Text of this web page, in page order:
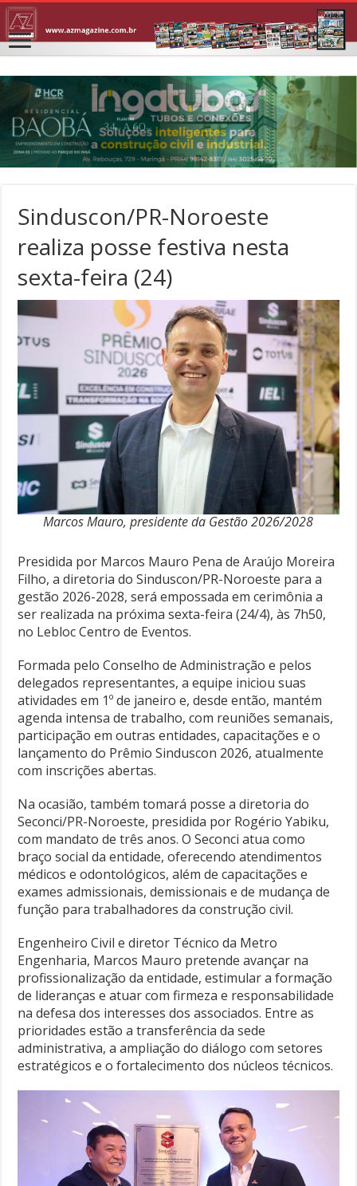
Sinduscon/PR-Noroeste
realiza posse festiva nesta
sexta-feira (24)
Marcos Mauro, presidente da Gestão 2026/2028
Presidida por Marcos Mauro Pena de Araújo Moreira
Filho, a diretoria do Sinduscon/PR-Noroeste para a
gestão 2026-2028, será empossada em cerimônia a
ser realizada na próxima sexta-feira (24/4), às 7h50,
no Lebloc Centro de Eventos.
Formada pelo Conselho de Administração e pelos
delegados representantes, a equipe iniciou suas
atividades em 1º de janeiro e, desde então, mantém
agenda intensa de trabalho, com reuniões semanais,
participação em outras entidades, capacitações e o
lançamento do Prêmio Sinduscon 2026, atualmente
com inscrições abertas.
Na ocasião, também tomará posse a diretoria do
Seconci/PR-Noroeste, presidida por Rogério Yabiku,
com mandato de três anos. O Seconci atua como
braço social da entidade, oferecendo atendimentos
médicos e odontológicos, além de capacitações e
exames admissionais, demissionais e de mudança de
função para trabalhadores da construção civil.
Engenheiro Civil e diretor Técnico da Metro
Engenharia, Marcos Mauro pretende avançar na
profissionalização da entidade, estimular a formação
de lideranças e atuar com firmeza e responsabilidade
na defesa dos interesses dos associados. Entre as
prioridades estão a transferência da sede
administrativa, a ampliação do diálogo com setores
estratégicos e o fortalecimento dos núcleos técnicos.